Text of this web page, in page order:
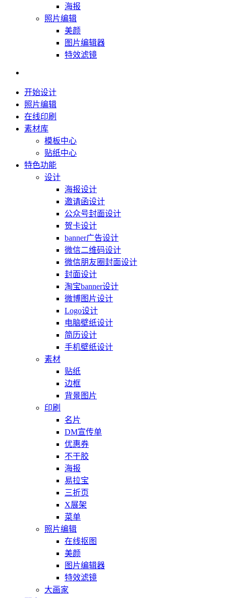
海报
照片编辑
美颜
图片编辑器
特效滤镜
开始设计
照片编辑
在线印刷
素材库
模板中心
贴纸中心
特色功能
设计
海报设计
邀请函设计
公众号封面设计
贺卡设计
banner广告设计
微信二维码设计
微信朋友圈封面设计
封面设计
淘宝banner设计
微博图片设计
Logo设计
电脑壁纸设计
简历设计
手机壁纸设计
素材
贴纸
边框
背景图片
印刷
名片
DM宣传单
优惠券
不干胶
海报
易拉宝
三折页
X展架
菜单
照片编辑
在线抠图
美颜
图片编辑器
特效滤镜
大画家